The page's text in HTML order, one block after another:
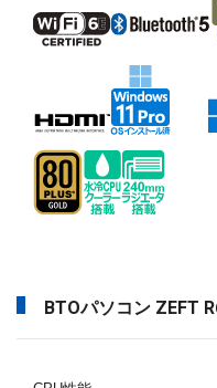
BTOパソコン ZEFT